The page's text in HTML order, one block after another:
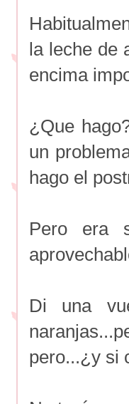
la leche de
encima
¿Que
un
hago el
Pero era
Di una
pero...¿y si